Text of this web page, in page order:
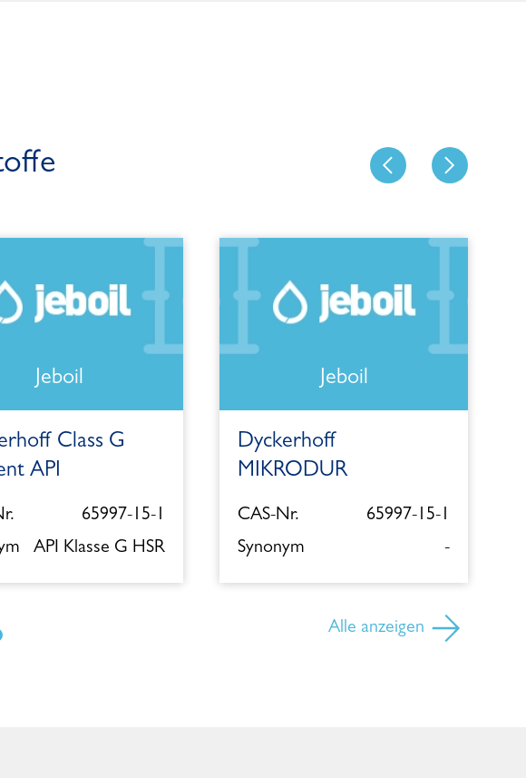
Jeboil
Class G
API
65997-15-1
API Klasse G HSR
Jeboil
Dyckerhoff
MIKRODUR
CAS-Nr.
65997-15-1
Synonym
-
Alle anzeigen